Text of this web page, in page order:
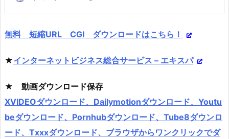
無料 短縮URL CGI ダウンロードはこちら！
★インターネットビジネス総合サービス – エキスパ
★ 動画ダウンロード保存
XVIDEOダウンロード、Dailymotionダウンロード、Youtu
beダウンロード、Pornhubダウンロード、Tube8ダウンロ
ード、Txxxダウンロード、ブラウザからワンクリックでダ